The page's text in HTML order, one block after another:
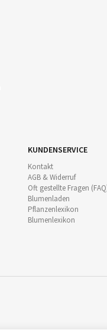
KUNDENSERVICE
Kontakt
AGB & Widerruf
Oft gestellte Fragen
Blumenladen
Pflanzenlexikon
Blumenlexikon